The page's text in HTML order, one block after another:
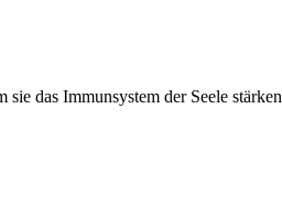
das Immunsystem der Seele stärken